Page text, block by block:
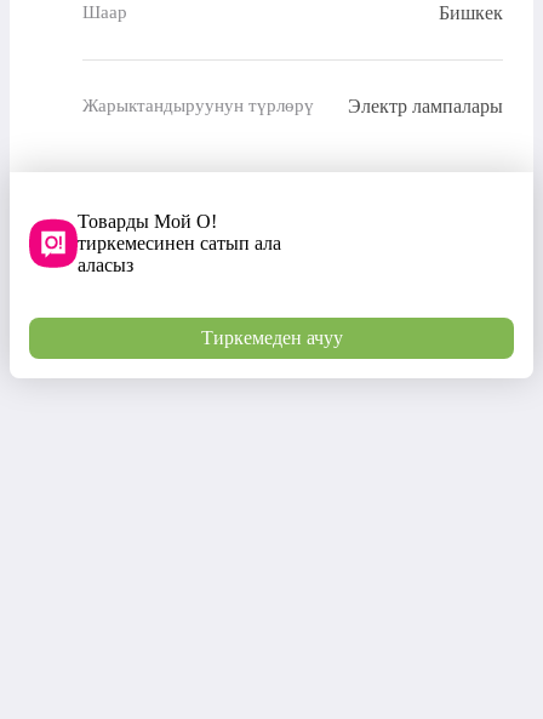
Шаар Бишкек
Жарыктандыруунун түрлөрү Электр лампалары
Товарды Мой О!
тиркемесинен сатып ала
аласыз
Тиркемеден ачуу